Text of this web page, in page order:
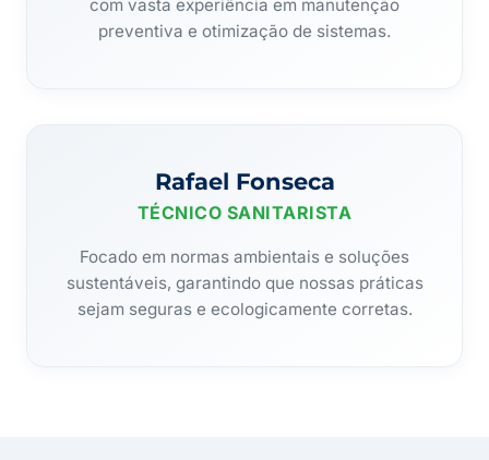
com vasta experiência em manutenção
preventiva e otimização de sistemas.
Rafael Fonseca
TÉCNICO SANITARISTA
Focado em normas ambientais e soluções
sustentáveis, garantindo que nossas práticas
sejam seguras e ecologicamente corretas.